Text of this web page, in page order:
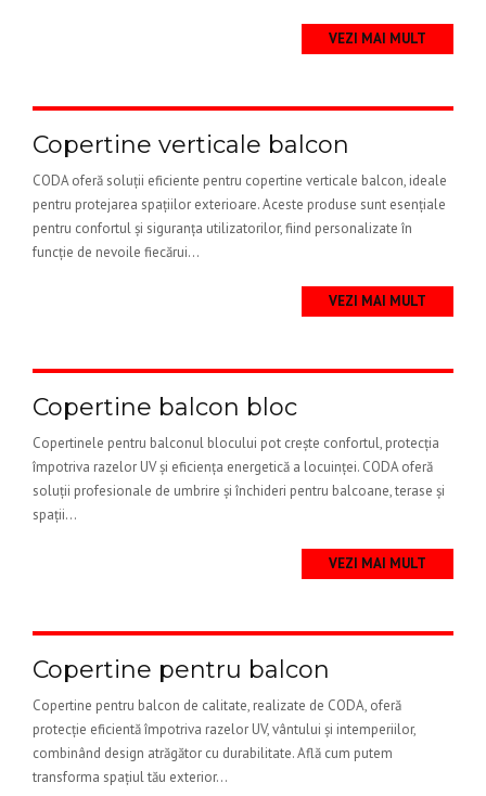
VEZI MAI MULT
Copertine verticale balcon
CODA oferă soluții eficiente pentru copertine verticale balcon, ideale
pentru protejarea spațiilor exterioare. Aceste produse sunt esențiale
pentru confortul și siguranța utilizatorilor, fiind personalizate în
funcție de nevoile fiecărui...
VEZI MAI MULT
Copertine balcon bloc
Copertinele pentru balconul blocului pot crește confortul, protecția
împotriva razelor UV și eficiența energetică a locuinței. CODA oferă
soluții profesionale de umbrire și închideri pentru balcoane, terase și
spații...
VEZI MAI MULT
Copertine pentru balcon
Copertine pentru balcon de calitate, realizate de CODA, oferă
protecție eficientă împotriva razelor UV, vântului și intemperiilor,
combinând design atrăgător cu durabilitate. Află cum putem
transforma spațiul tău exterior...